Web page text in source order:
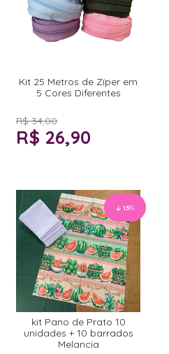
Kit 25 Metros de Zíper em
5 Cores Diferentes
R$ 34,00
R$ 26,90
13%
kit Pano de Prato 10
unidades + 10 barrados
Melancia